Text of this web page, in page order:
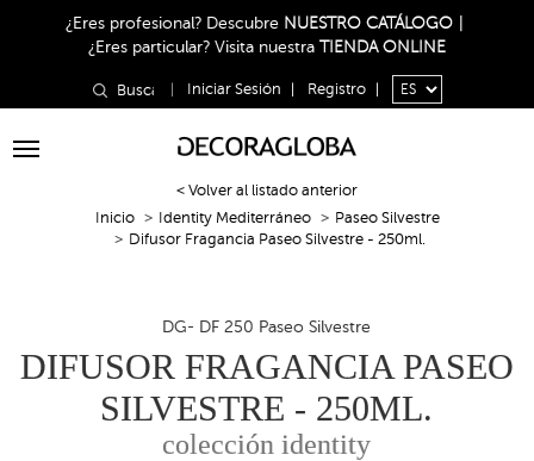
¿Eres profesional? Descubre NUESTRO CATÁLOGO
¿Eres particular? Visita nuestra TIENDA ONLINE
Iniciar Sesión Registro
Toggle
< Volver al listado anterior
Inicio
Identity Mediterráneo
Paseo Silvestre
Difusor Fragancia Paseo Silvestre - 250ml.
DG- DF 250 Paseo Silvestre
DIFUSOR FRAGANCIA PASEO
SILVESTRE - 250ML.
colección identity